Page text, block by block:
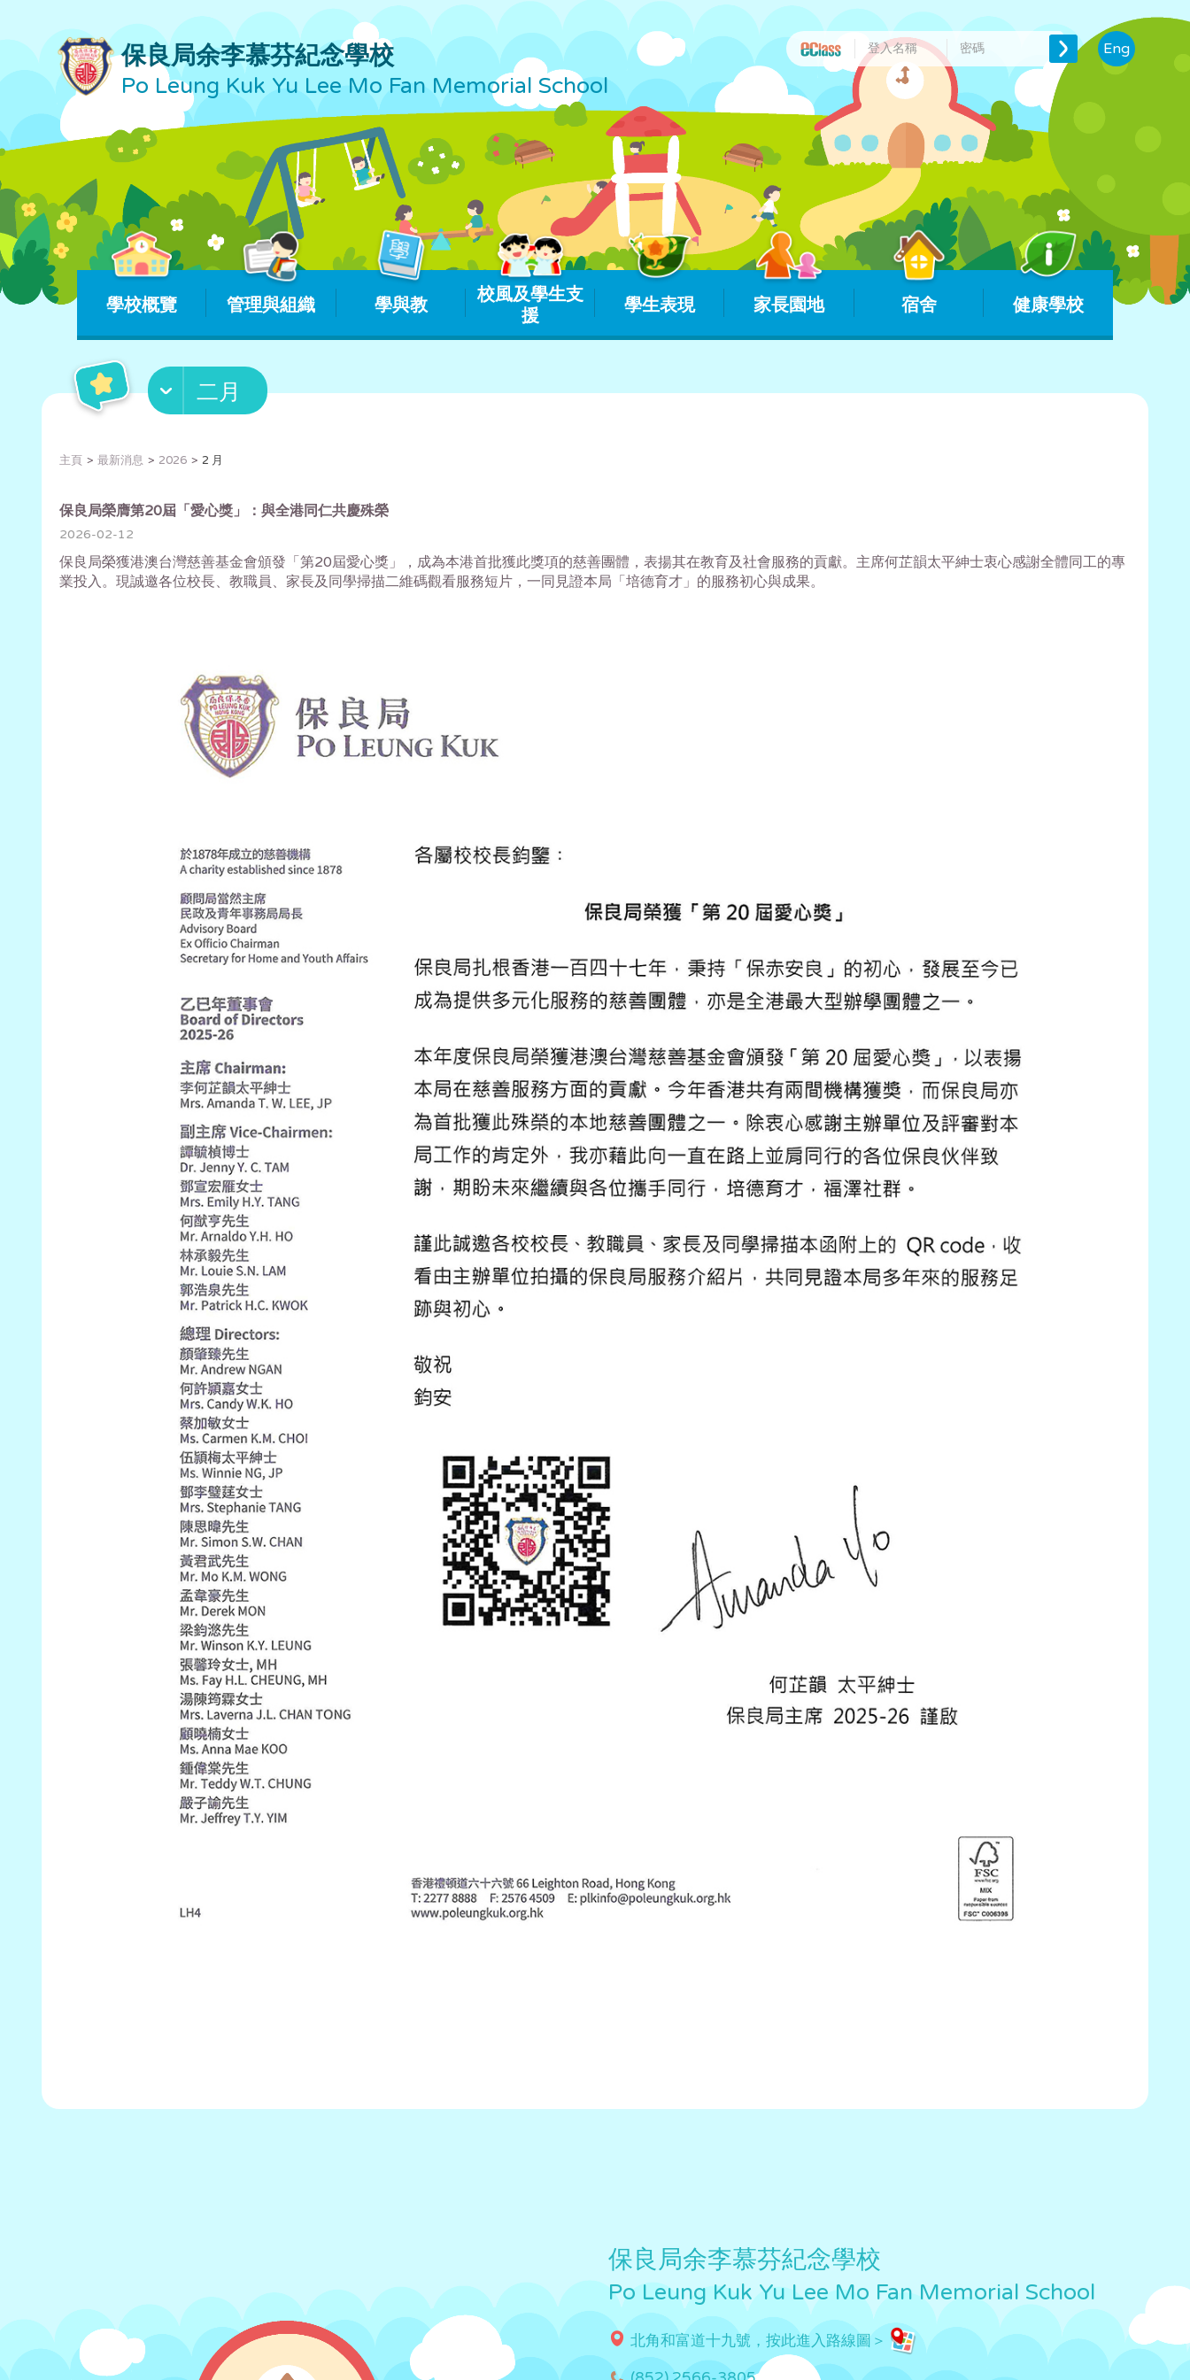
保良局余李慕芬紀念學校
Po Leung Kuk Yu Lee Mo Fan Memorial School
Eng
學校概覽 管理與組織 學與教
校風及學生支
援
學生表現 家長園地 宿舍 健康學校
二月
主頁 最新消息 2026 2 月
保良局榮膺第20屆「愛心獎」：與全港同仁共慶殊榮
2026-02-12
保良局榮獲港澳台灣慈善基金會頒發「第20屆愛心獎」，成為本港首批獲此獎項的慈善團體，表揚其在教育及社會服務的貢獻。主席何芷韻太平紳士衷心感謝全體同工的專
業投入。現誠邀各位校長、教職員、家長及同學掃描二維碼觀看服務短片，一同見證本局「培德育才」的服務初心與成果。
保良局余李慕芬紀念學校
Po Leung Kuk Yu Lee Mo Fan Memorial School
北角和富道十九號，按此進入路線圖＞